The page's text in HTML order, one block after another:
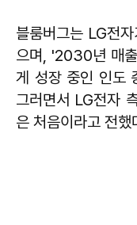
블룸버그는 LG전
으며, '2030년 매
게 성장 중인 인도
그러면서 LG전자
은 처음이라고 전했